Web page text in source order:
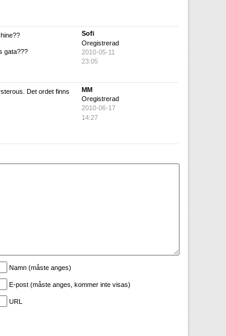
gata???
Sofi
Oregistrerad
2010-05-11
23:05
Det ordet finns
MM
Oregistrerad
2010-06-17
14:27
Namn (måste anges)
E-post (måste anges, kommer inte visas)
URL